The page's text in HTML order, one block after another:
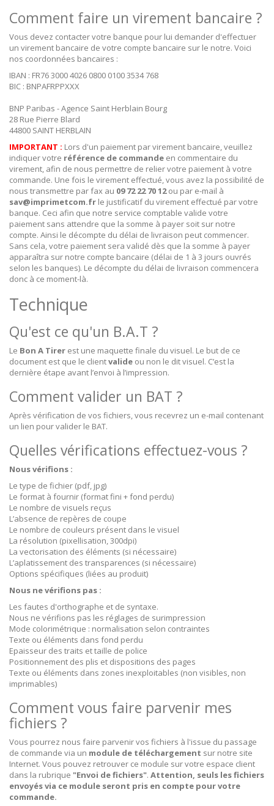
Comment faire un virement bancaire ?
Vous devez contacter votre banque pour lui demander d'effectuer
un virement bancaire de votre compte bancaire sur le notre. Voici
nos coordonnées bancaires :
IBAN : FR76 3000 4026 0800 0100 3534 768
BIC : BNPAFRPPXXX
BNP Paribas - Agence Saint Herblain Bourg
28 Rue Pierre Blard
44800 SAINT HERBLAIN
IMPORTANT : Lors d'un paiement par virement bancaire, veuillez
indiquer votre référence de commande en commentaire du
virement, afin de nous permettre de relier votre paiement à votre
commande. Une fois le virement effectué, vous avez la possibilité de
nous transmettre par fax au 09 72 22 70 12ou par e-mail à
sav@imprimetcom.fr le justificatif du virement effectué par votre
banque. Ceci afin que notre service comptable valide votre
paiement sans attendre que la somme à payer soit sur notre
compte. Ainsi le décompte du délai de livraison peut commencer.
Sans cela, votre paiement sera validé dès que la somme à payer
apparaîtra sur notre compte bancaire (délai de 1 à 3 jours ouvrés
selon les banques). Le décompte du délai de livraison commencera
donc à ce moment-là.
Technique
Qu'est ce qu'un B.A.T ?
Le Bon A Tirer est une maquette finale du visuel. Le but de ce
document est que le clientvalide ou non le dit visuel. C’est la
dernière étape avant l’envoi à l’impression.
Comment valider un BAT ?
Après vérification de vos fichiers, vous recevrez un e-mail contenant
un lien pour valider le BAT.
Quelles vérifications effectuez-vous ?
Nous vérifions :
Le type de fichier (pdf, jpg)
Le format à fournir (format fini + fond perdu)
Le nombre de visuels reçus
L’absence de repères de coupe
Le nombre de couleurs présent dans le visuel
La résolution (pixellisation, 300dpi)
La vectorisation des éléments (si nécessaire)
L’aplatissement des transparences (si nécessaire)
Options spécifiques (liées au produit)
Nous ne vérifions pas :
Les fautes d'orthographe et de syntaxe.
Nous ne vérifions pas les réglages de surimpression
Mode colorimétrique : normalisation selon contraintes
Texte ou éléments dans fond perdu
Epaisseur des traits et taille de police
Positionnement des plis et dispositions des pages
Texte ou éléments dans zones inexploitables (non visibles, non
imprimables)
Comment vous faire parvenir mes
fichiers ?
Vous pourrez nous faire parvenir vos fichiers à l'issue du passage
de commande via un module de téléchargement sur notre site
Internet. Vous pouvez retrouver ce module sur votre espace client
dans la rubrique "Envoi de fichiers". Attention, seuls les fichiers
envoyés via ce module seront pris en compte pour votre
commande.